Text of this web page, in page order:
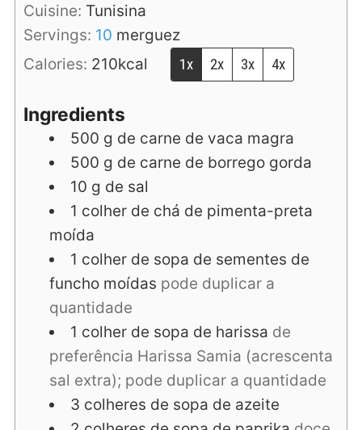
Cuisine: Tunisina
Servings: 10 merguez
Calories: 210kcal 1x 2x 3x 4x
Ingredients
500 g de carne de vaca magra
500 g de carne de borrego gorda
10 g de sal
1 colher de chá de pimenta-preta
moída
1 colher de sopa de sementes de
funcho moídas pode duplicar a
quantidade
1 colher de sopa de harissa de
preferência Harissa Samia (acrescenta
sal extra); pode duplicar a quantidade
3 colheres de sopa de azeite